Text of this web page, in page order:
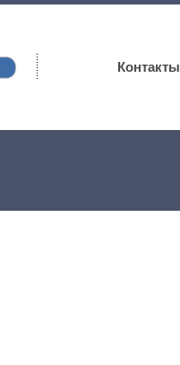
Контакты